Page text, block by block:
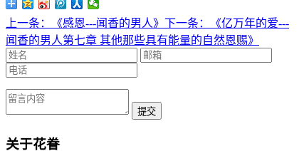
上一条：《感恩---闻香的男人》 下一条：《亿万年的爱---
闻香的男人第七章 其他那些具有能量的自然恩赐》
提交
关于花眷